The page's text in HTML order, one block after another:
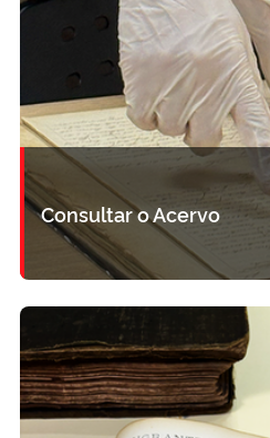
Consultar o Acervo